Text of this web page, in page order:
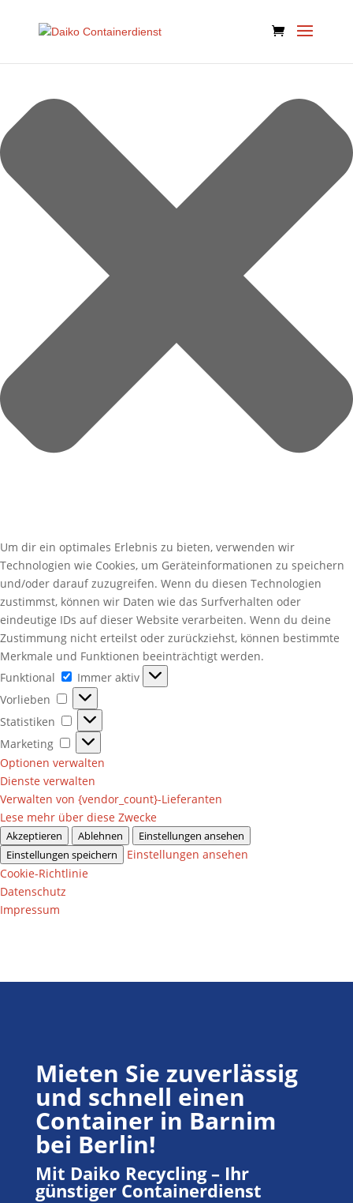
Um dir ein optimales Erlebnis zu bieten, verwenden wir
Technologien wie Cookies, um Geräteinformationen zu speichern
und/oder darauf zuzugreifen. Wenn du diesen Technologien
zustimmst, können wir Daten wie das Surfverhalten oder
eindeutige IDs auf dieser Website verarbeiten. Wenn du deine
Zustimmung nicht erteilst oder zurückziehst, können bestimmte
Merkmale und Funktionen beeinträchtigt werden.
Funktional
Funktional
Immer aktiv
Vorlieben
Vorlieben
Statistiken
Statistiken
Marketing
Marketing
Optionen verwalten
Dienste verwalten
Verwalten von {vendor_count}-Lieferanten
Lese mehr über diese Zwecke
Akzeptieren Ablehnen
Einstellungen ansehen
Einstellungen speichern
Einstellungen ansehen
Cookie-Richtlinie
Datenschutz
Impressum
Mieten Sie zuverlässig
und schnell einen
Container in Barnim
bei Berlin!
Mit Daiko Recycling – Ihr
günstiger Containerdienst